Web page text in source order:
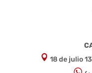
18 de julio